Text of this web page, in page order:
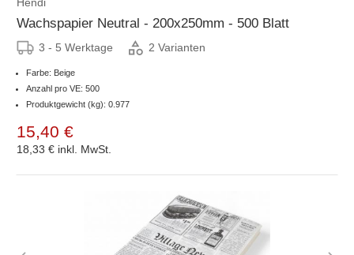
Wachspapier Neutral - 200x250mm - 500 Blatt
3 - 5 Werktage 2 Varianten
Farbe: Beige
Anzahl pro VE: 500
Produktgewicht (kg): 0.977
15,40 €
18,33 € inkl. MwSt.